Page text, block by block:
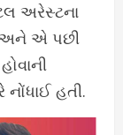
અરેસ્ટના
અને એ પછી
નોંધાઈ હતી.